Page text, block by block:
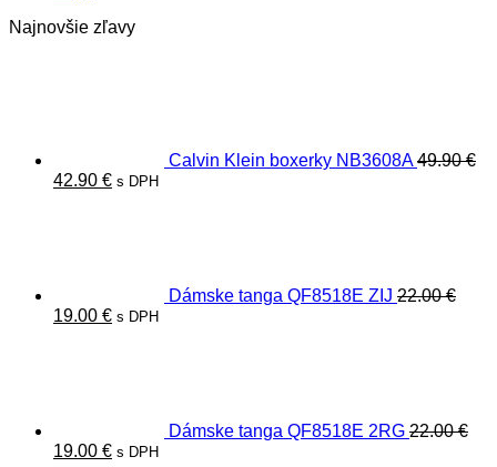
Najnovšie zľavy
Calvin Klein boxerky NB3608A 49.90€
Pôvodná
42.90 €Aktuálna
s DPH
Dámske tanga QF8518E ZIJ 22.00€
Pôvodná
19.00 €Aktuálna
s DPH
Dámske tanga QF8518E 2RG 22.00€
Pôvodná
19.00 €Aktuálna
s DPH